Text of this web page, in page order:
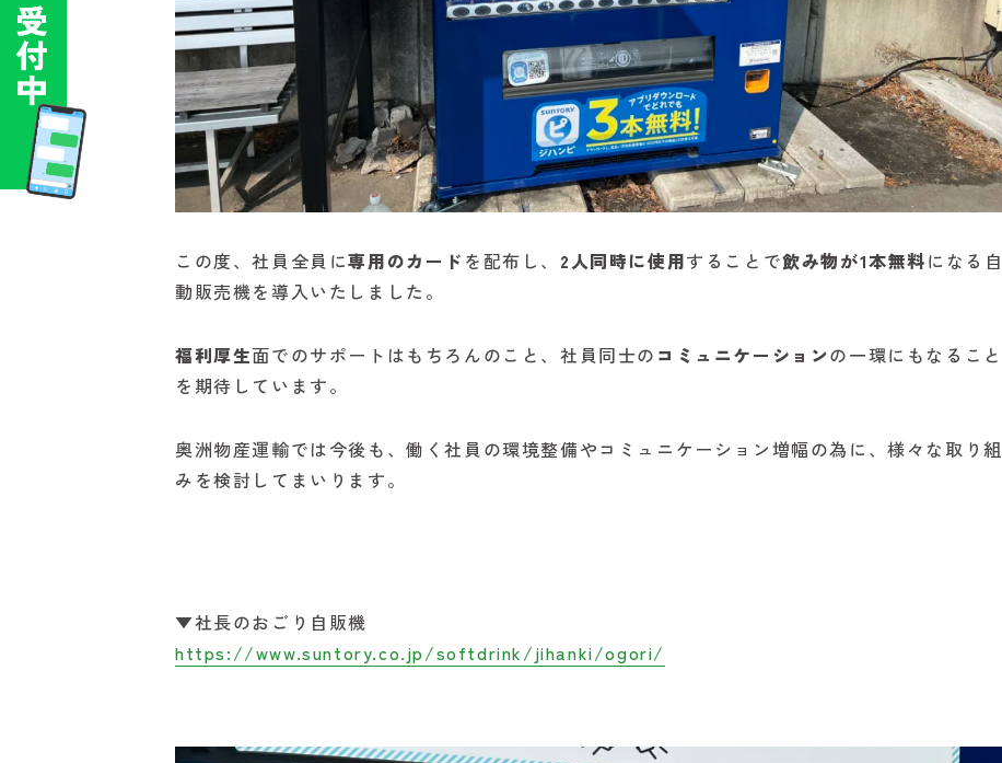
この度、社員全員に専用のカード を配布し、 2人同時に使用することで飲み物が1本無料になる自
動販売機を導入いたしました。
福利厚生面でのサポートはもちろんのこと、社員同士の コミュニケーションの一環にもなること
を期待しています。
奥洲物産運輸では今後も、働く社員の環境整備やコミュニケーション増幅の為に、様々な取り組
みを検討してまいります。
▼社長のおごり自販機
https://www.suntory.co.jp/softdrink/jihanki/ogori/